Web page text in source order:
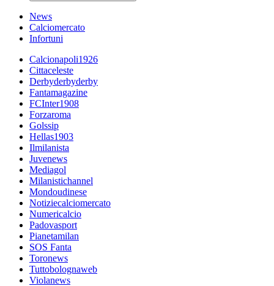
News
Calciomercato
Infortuni
Calcionapoli1926
Cittaceleste
Derbyderbyderby
Fantamagazine
FCInter1908
Forzaroma
Golssip
Hellas1903
Ilmilanista
Juvenews
Mediagol
Milanistichannel
Mondoudinese
Notiziecalciomercato
Numericalcio
Padovasport
Pianetamilan
SOS Fanta
Toronews
Tuttobolognaweb
Violanews